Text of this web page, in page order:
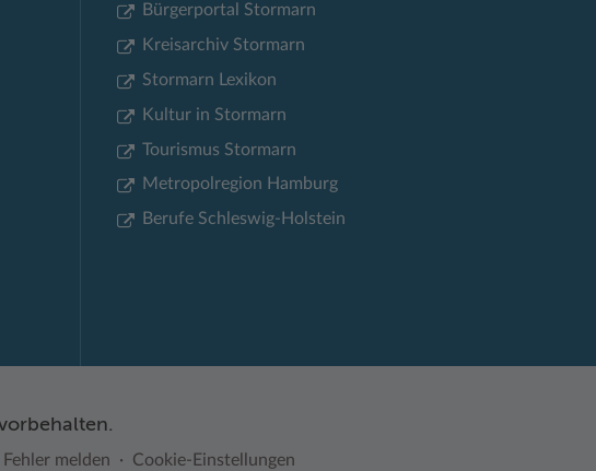
Bürgerportal Stormarn
Kreisarchiv Stormarn
Stormarn Lexikon
Kultur in Stormarn
Tourismus Stormarn
Metropolregion Hamburg
Berufe Schleswig-Holstein
Fehler melden Cookie-Einstellungen